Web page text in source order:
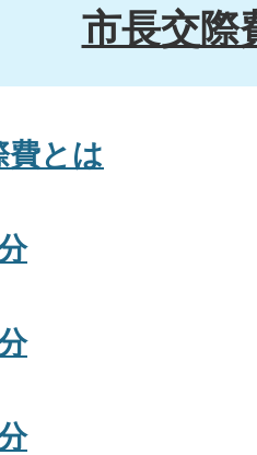
市長交際
費とは